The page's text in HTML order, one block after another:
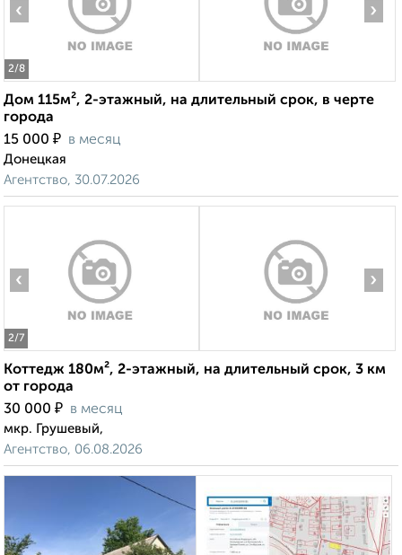
2/8
‹ ›
Дом 115м², 2-этажный, на длительный срок, в черте
города
15 000 ₽ в месяц
Донецкая
Агентство, 30.07.2026
2/7
‹ ›
Коттедж 180м², 2-этажный, на длительный срок, 3 км
от города
30 000 ₽ в месяц
мкр. Грушевый,
Агентство, 06.08.2026